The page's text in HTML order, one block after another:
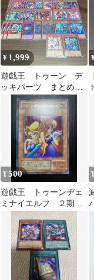
¥ 1,999
遊戯王 トゥーン デ
ッキパーツ まとめ売
¥500
遊戯王 トゥーンヂェ
ミナイエルフ ２期
12275